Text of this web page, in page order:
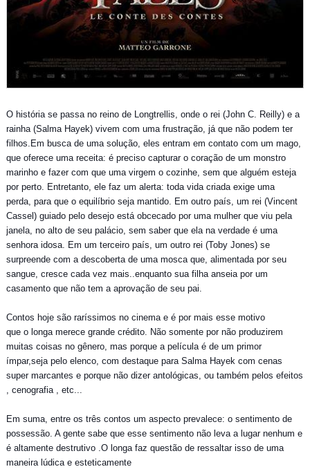
O história se passa no reino de Longtrellis, onde o rei (John C. Reilly) e a
rainha (Salma Hayek) vivem com uma frustração, já que não podem ter
filhos.Em busca de uma solução, eles entram em contato com um mago,
que oferece uma receita: é preciso capturar o coração de um monstro
marinho e fazer com que uma virgem o cozinhe, sem que alguém esteja
por perto. Entretanto, ele faz um alerta: toda vida criada exige uma
perda, para que o equilíbrio seja mantido. Em outro país, um rei (Vincent
Cassel) guiado pelo desejo está obcecado por uma mulher que viu pela
janela, no alto de seu palácio, sem saber que ela na verdade é uma
senhora idosa. Em um terceiro país, um outro rei (Toby Jones) se
surpreende com a descoberta de uma mosca que, alimentada por seu
sangue, cresce cada vez mais..enquanto sua filha anseia por um
casamento que não tem a aprovação de seu pai.
Contos hoje são raríssimos no cinema e é por mais esse motivo
que o longa merece grande crédito. Não somente por não produzirem
muitas coisas no gênero, mas porque a película é de um primor
ímpar,seja pelo elenco, com destaque para Salma Hayek com cenas
super marcantes e porque não dizer antológicas, ou também pelos efeitos
, cenografia , etc...
Em suma, entre os três contos um aspecto prevalece: o sentimento de
possessão. A gente sabe que esse sentimento não leva a lugar nenhum e
é altamente destrutivo .O longa faz questão de ressaltar isso de uma
maneira lúdica e esteticamente